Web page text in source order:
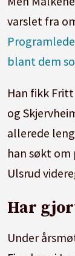
varslet fra
blant dem
Han fikk
og
allerede
han søkt
Ulsrud
Har
Under